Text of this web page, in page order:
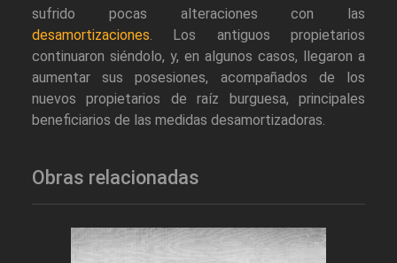
sufrido pocas alteraciones con las
desamortizaciones. Los antiguos propietarios
continuaron siéndolo, y, en algunos casos, llegaron a
aumentar sus posesiones, acompañados de los
nuevos propietarios de raíz burguesa, principales
beneficiarios de las medidas desamortizadoras.
Obras relacionadas